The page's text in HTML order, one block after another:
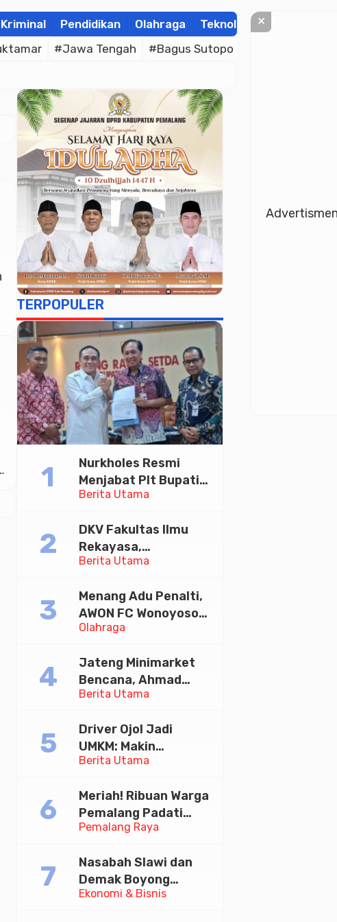
Pendidikan Olahraga Teknologi
#Jawa Tengah #Bagus Sutopo
TERPOPULER
Berita Utama
Nurkholes Resmi
Menjabat Plt Bupati
Pemalang
Berita Utama
DKV Fakultas Ilmu
Rekayasa,
Universitas
Diskusi Desain
Olahraga
Menang Adu Penalti,
AWON FC Wonoyoso
Juara Bhayangkara
Berita Utama
Jateng Minimarket
Bencana, Ahmad
Luthfi Minta PMI Jadi
Berita Utama
Driver Ojol Jadi
UMKM: Makin
Sejahtera atau
Diskusi Paramadina
Pemalang Raya
Meriah! Ribuan Warga
Pemalang Padati
Kirab Festival Kamir
Ekonomi & Bisnis
Nasabah Slawi dan
Demak Boyong
Toyota Innova Zenix
×